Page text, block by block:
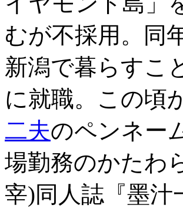
むが不採用。同
新潟で暮らすこ
に就職。この頃
二夫のペンネー
場勤務のかたわ
宰)同人誌『墨汁